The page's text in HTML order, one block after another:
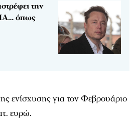
την
όπως
ενίσχυσης για τον Φεβρουάριο
ευρώ.